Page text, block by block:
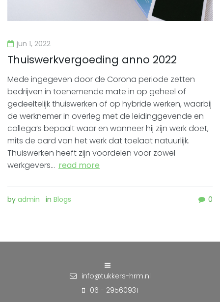
jun 1, 2022
Thuiswerkvergoeding anno 2022
Mede ingegeven door de Corona periode zetten
bedrijven in toenemende mate in op geheel of
gedeeltelijk thuiswerken of op hybride werken, waarbij
de werknemer in overleg met de leidinggevende en
collega’s bepaalt waar en wanneer hij zijn werk doet,
mits de aard van het werk dat toelaat natuurlijk.
Thuiswerken heeft zijn voordelen voor zowel
werkgevers… read more
by admin in Blogs 0
info@tukkers-hrm.nl
06 - 29560931